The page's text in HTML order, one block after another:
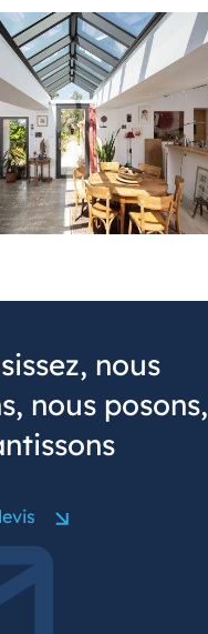
nous
nous posons,